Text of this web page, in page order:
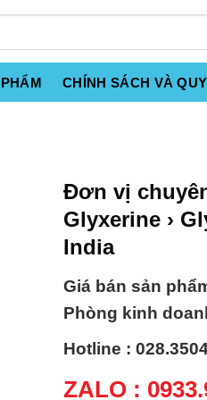
CHÍNH SÁCH VÀ
Đơn vị
Glyxerine ›
India
Giá bán sản
Phòng kinh
Hotline :
ZALO :